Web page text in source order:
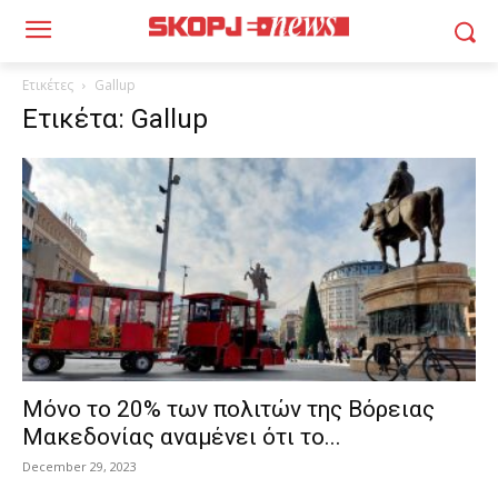
Ετικέτες Gallup
Ετικέτα: Gallup
Μόνο το 20% των πολιτών της Βόρειας
Μακεδονίας αναμένει ότι το...
December 29, 2023